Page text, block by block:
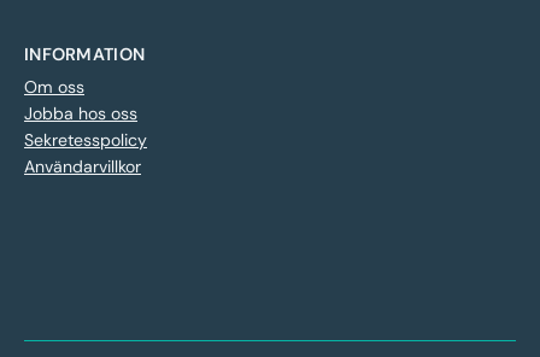
INFORMATION
Om oss
Jobba hos oss
Sekretesspolicy
Användarvillkor